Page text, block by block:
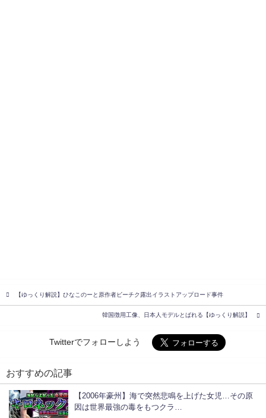
【ゆっくり解説】ひなこのーと原作者ビーチク露出イラストアップロード事件
韓国徴用工像、日本人モデルとばれる【ゆっくり解説】
Twitterでフォローしよう
おすすめの記事
【2006年豪州】海で突然悲鳴を上げた女児…その原
因は世界最強の毒をもつクラ…